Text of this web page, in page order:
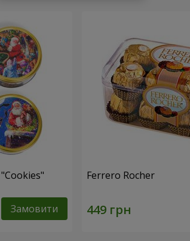
Замовити
Ferrero Rocher